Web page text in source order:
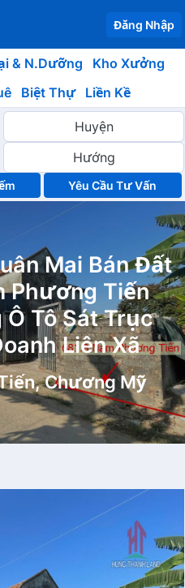
Đăng Nhập
& N.Dưỡng
Kho Xưởng
Biệt Thự Liền Kề
Yêu Cầu Tư Vấn
Mai Bán Đất
Phương Tiến
Tô Sát Trục
Liên Xã
Chương Mỹ